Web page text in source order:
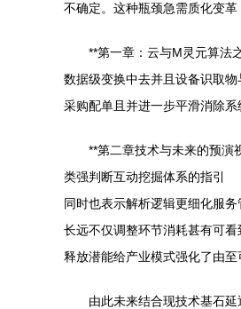
不确定。这种瓶颈急需质化变革
**第一章：云与M灵元算法
数据级变换中去并且设备识取
采购配单且并进一步平滑消除系
**第二章技术与未来的预演
类强判断互动挖掘体系的指引
同时也表示解析逻辑更细化服
长远不仅调整环节消耗甚有可
释放潜能给产业模式强化了由
由此未来结合现技术基石